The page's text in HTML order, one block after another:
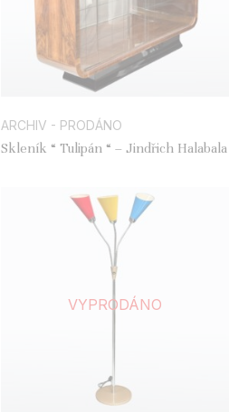
ARCHIV - PRODÁNO
Skleník “ Tulipán “ – Jindřich Halabala
VYPRODÁNO